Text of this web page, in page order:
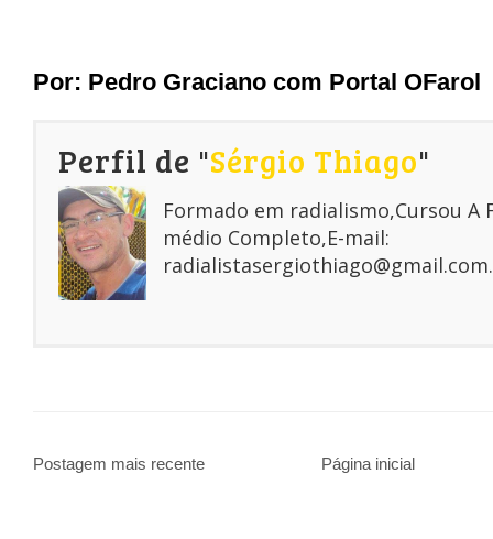
Por: Pedro Graciano com Portal OFarol
Perfil de "Sérgio Thiago"
Formado em radialismo,Cursou A
médio Completo,E-mail:
radialistasergiothiago@gmail.com.
Postagem mais recente Página inicial